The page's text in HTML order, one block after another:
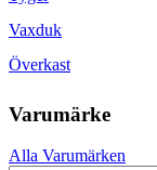
Vaxduk
Överkast
Varumärke
Alla Varumärken